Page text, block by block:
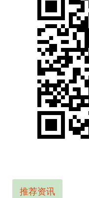
推荐资讯